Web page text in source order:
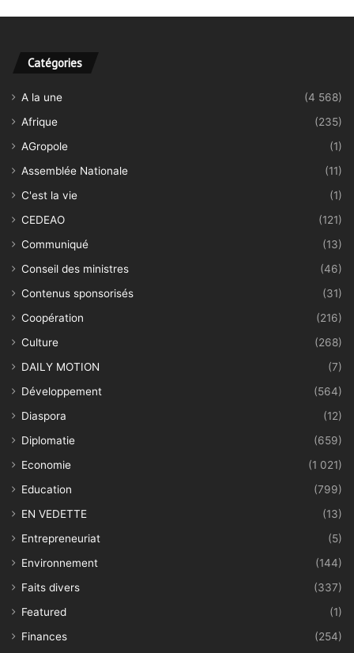
Catégories
A la une
(4 568)
Afrique
(235)
AGropole
(1)
Assemblée Nationale
(11)
C'est la vie
(1)
CEDEAO
(121)
Communiqué
(13)
Conseil des ministres
(46)
Contenus sponsorisés
(31)
Coopération
(216)
Culture
(268)
DAILY MOTION
(7)
Développement
(564)
Diaspora
(12)
Diplomatie
(659)
Economie
(1 021)
Education
(799)
EN VEDETTE
(13)
Entrepreneuriat
(5)
Environnement
(144)
Faits divers
(337)
Featured
(1)
Finances
(254)